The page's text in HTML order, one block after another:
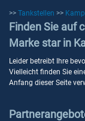
>> Tankstellen >>
Finden Sie auf
Marke star in
Leider betreibt Ihre
Vielleicht finden Sie
Anfang dieser Seite